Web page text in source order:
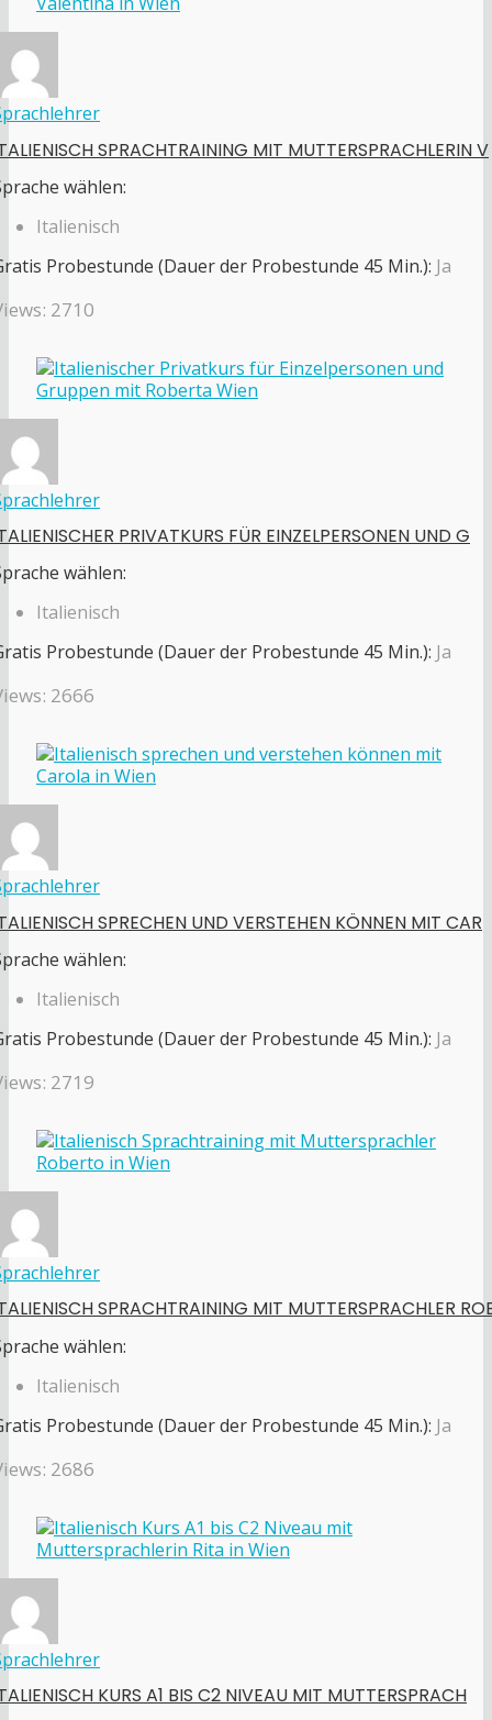
SPRACHTRAINING MIT MUTTERSPRACHLERIN V
wählen:
Italienisch
Probestunde (Dauer der Probestunde 45 Min.): Ja
2710
PRIVATKURS FÜR EINZELPERSONEN UND G
wählen:
Italienisch
Probestunde (Dauer der Probestunde 45 Min.): Ja
2666
SPRECHEN UND VERSTEHEN KÖNNEN MIT CAR
wählen:
Italienisch
Probestunde (Dauer der Probestunde 45 Min.): Ja
2719
SPRACHTRAINING MIT MUTTERSPRACHLER
wählen:
Italienisch
Probestunde (Dauer der Probestunde 45 Min.): Ja
2686
KURS A1 BIS C2 NIVEAU MIT MUTTERSPRACH